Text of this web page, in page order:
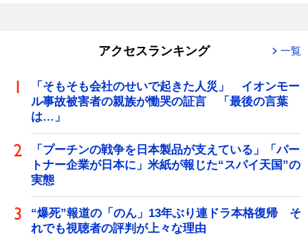
アクセスランキング 一覧
「そもそも会社のせいで起きた人災」 イオンモー
ル事故被害者の親族が慟哭の証言 「最後の言葉
は…」
「プーチンの戦争を日本製品が支えている」「パー
トナー企業が日本に」米紙が報じた“スパイ天国”の
実態
“爆死”報道の「のん」13年ぶり連ドラ本格復帰 そ
れでも視聴者の評判が上々な理由